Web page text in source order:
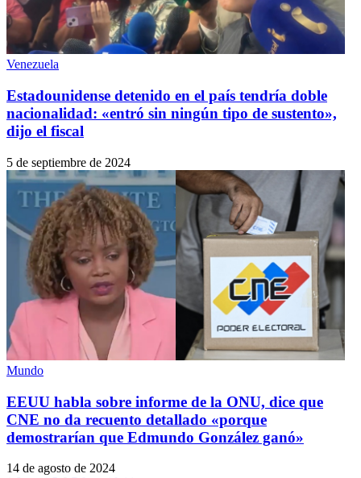
Venezuela
Estadounidense detenido en el país tendría doble
nacionalidad: «entró sin ningún tipo de sustento»,
dijo el fiscal
5 de septiembre de 2024
Mundo
EEUU habla sobre informe de la ONU, dice que
CNE no da recuento detallado «porque
demostrarían que Edmundo González ganó»
14 de agosto de 2024